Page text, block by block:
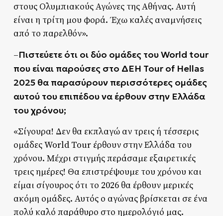
στους Ολυμπιακούς Αγώνες της Αθήνας. Αυτή
είναι η τρίτη μου φορά. Έχω καλές αναμνήσεις
από το παρελθόν».
–Πιστεύετε ότι οι δύο ομάδες του World tour
που είναι παρούσες στο ΔΕΗ Tour of Hellas
2025 θα παρασύρουν περισσότερες ομάδες
αυτού του επιπέδου να έρθουν στην Ελλάδα
του χρόνου;
«Σίγουρα! Δεν θα εκπλαγώ αν τρεις ή τέσσερις
ομάδες World Tour έρθουν στην Ελλάδα του
χρόνου. Μέχρι στιγμής περάσαμε εξαιρετικές
τρεις ημέρες! Θα επιστρέψουμε του χρόνου και
είμαι σίγουρος ότι το 2026 θα έρθουν μερικές
ακόμη ομάδες. Αυτός ο αγώνας βρίσκεται σε ένα
πολύ καλό παράθυρο στο ημερολόγιό μας.